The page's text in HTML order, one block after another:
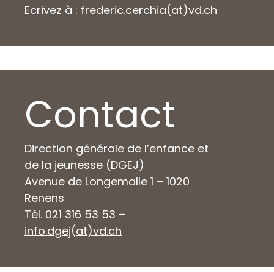
Ecrivez à : frederic.cerchia(at)vd.ch
Contact
Direction générale de l’enfance et
de la jeunesse (DGEJ)
Avenue de Longemalle 1 – 1020
Renens
Tél. 021 316 53 53 –
info.dgej(at)vd.ch